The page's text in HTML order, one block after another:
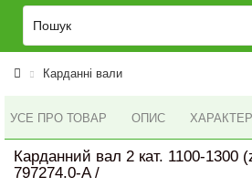
Карданні вали
УСЕ ПРО ТОВАР ОПИС
Карданний вал 2 кат. 1100-1300
797274.0-A /